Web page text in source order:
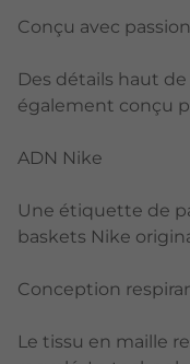
Conçu avec passion
Des détails haut
également conçu
ADN Nike
Une étiquette de
baskets Nike
Conception
Le tissu en maille